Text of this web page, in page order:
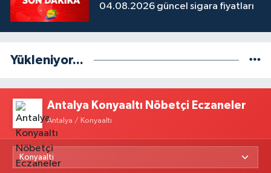
04.08.2026 güncel sigara fiyatları
Yükleniyor...
Antalya Konyaaltı Nöbetçi Eczaneler
Antalya / Konyaaltı